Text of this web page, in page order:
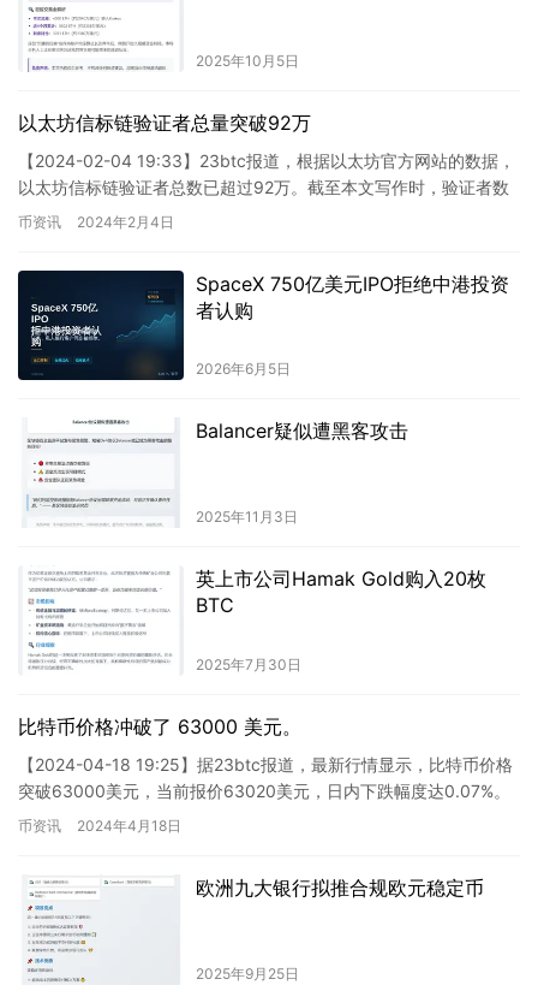
2025年10月5日
以太坊信标链验证者总量突破92万
【2024-02-04 19:33】23btc报道，根据以太坊官方网站的数据，
以太坊信标链验证者总数已超过92万。截至本文写作时，验证者数
量已达到920,713个。此外，目前信标链…
币资讯 2024年2月4日
SpaceX 750亿美元IPO拒绝中港投资
者认购
2026年6月5日
Balancer疑似遭黑客攻击
2025年11月3日
英上市公司Hamak Gold购入20枚
BTC
2025年7月30日
比特币价格冲破了 63000 美元。
【2024-04-18 19:25】据23btc报道，最新行情显示，比特币价格
突破63000美元，当前报价63020美元，日内下跌幅度达0.07%。
市场波动较大，务必谨慎对待风险。…
币资讯 2024年4月18日
欧洲九大银行拟推合规欧元稳定币
2025年9月25日